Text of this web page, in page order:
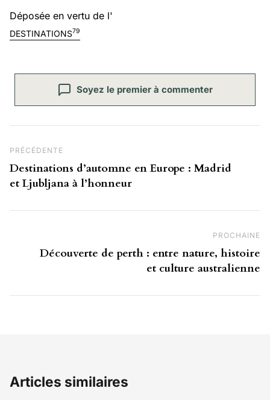
Déposée en vertu de l'
DESTINATIONS79
Soyez le premier à commenter
Post Précédent
PRÉCÉDENTE
Destinations d’automne en Europe : Madrid
et Ljubljana à l’honneur
PROCHAINE
Découverte de perth : entre nature, histoire
et culture australienne
Articles similaires